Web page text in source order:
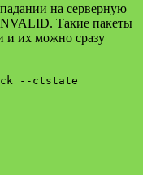
на серверную
Такие пакеты
и их можно сразу
--ctstate